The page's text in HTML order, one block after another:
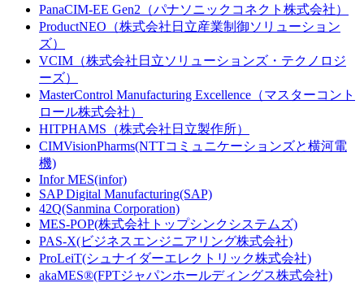
PanaCIM-EE Gen2（パナソニックコネクト株式会社）
ProductNEO（株式会社日立産業制御ソリューション
ズ）
VCIM（株式会社日立ソリューションズ・テクノロジ
ーズ）
MasterControl Manufacturing Excellence（マスターコント
ロール株式会社）
HITPHAMS（株式会社日立製作所）
CIMVisionPharms(NTTコミュニケーションズと横河電
機)
Infor MES(infor)
SAP Digital Manufacturing(SAP)
42Q(Sanmina Corporation)
MES-POP(株式会社トップシンクシステムズ)
PAS-X(ビジネスエンジニアリング株式会社)
ProLeiT(シュナイダーエレクトリック株式会社)
akaMES®(FPTジャパンホールディングス株式会社)